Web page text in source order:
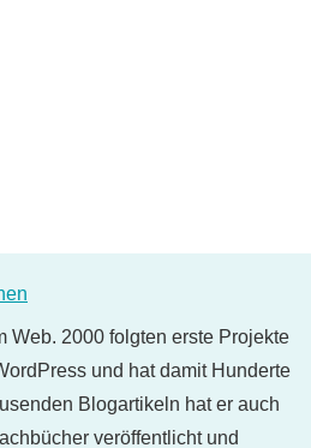
Web. 2000 folgten erste Projekte
und hat damit Hunderte
Blogartikeln hat er auch
veröffentlicht und